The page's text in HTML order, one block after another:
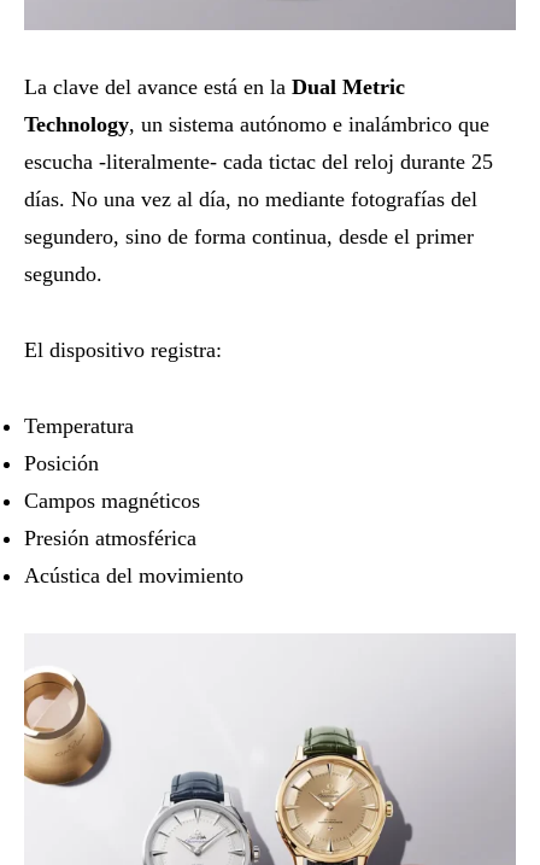
La clave del avance está en la Dual Metric
Technology, un sistema autónomo e inalámbrico que
escucha -literalmente- cada tictac del reloj durante 25
días. No una vez al día, no mediante fotografías del
segundero, sino de forma continua, desde el primer
segundo.
El dispositivo registra:
Temperatura
Posición
Campos magnéticos
Presión atmosférica
Acústica del movimiento